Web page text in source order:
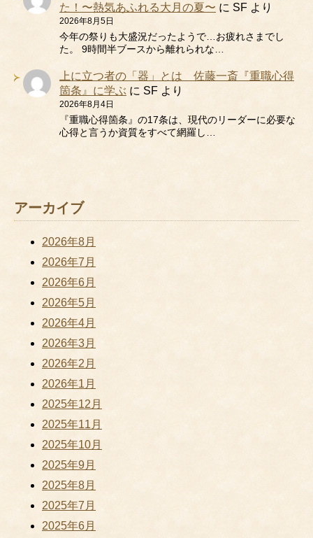
た！〜熱気あふれる大月の夏〜 に SF より
2026年8月5日
今年の祭りも大盛況だったようで…お疲れさまでし
た。 9時間半ブースから離れられな…
上に立つ者の「器」とは 佐藤一斎『重職心得
箇条』に学ぶ に SF より
2026年8月4日
『重職心得箇条』の17条は、現代のリーダーに必要な
心得と言うか資質をすべて網羅し…
アーカイブ
2026年8月
2026年7月
2026年6月
2026年5月
2026年4月
2026年3月
2026年2月
2026年1月
2025年12月
2025年11月
2025年10月
2025年9月
2025年8月
2025年7月
2025年6月